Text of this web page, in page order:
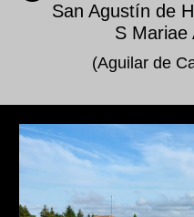
San Agustín de
S Mariae
(Aguilar de